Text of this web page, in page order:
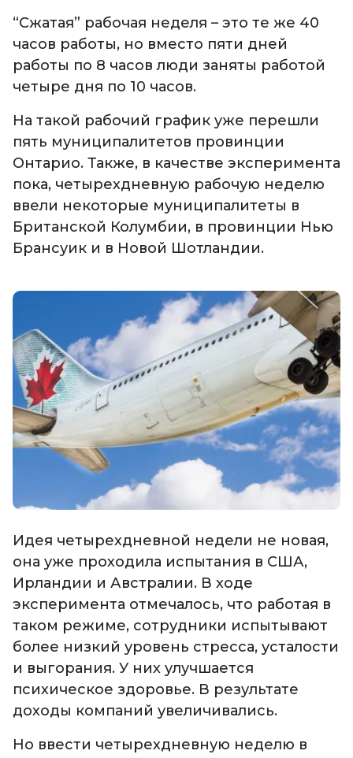
“Сжатая” рабочая неделя – это те же 40
часов работы, но вместо пяти дней
работы по 8 часов люди заняты работой
четыре дня по 10 часов.
На такой рабочий график уже перешли
пять муниципалитетов провинции
Онтарио. Также, в качестве эксперимента
пока, четырехдневную рабочую неделю
ввели некоторые муниципалитеты в
Британской Колумбии, в провинции Нью
Брансуик и в Новой Шотландии.
Идея четырехдневной недели не новая,
она уже проходила испытания в США,
Ирландии и Австралии. В ходе
эксперимента отмечалось, что работая в
таком режиме, сотрудники испытывают
более низкий уровень стресса, усталости
и выгорания. У них улучшается
психическое здоровье. В результате
доходы компаний увеличивались.
Но ввести четырехдневную неделю в